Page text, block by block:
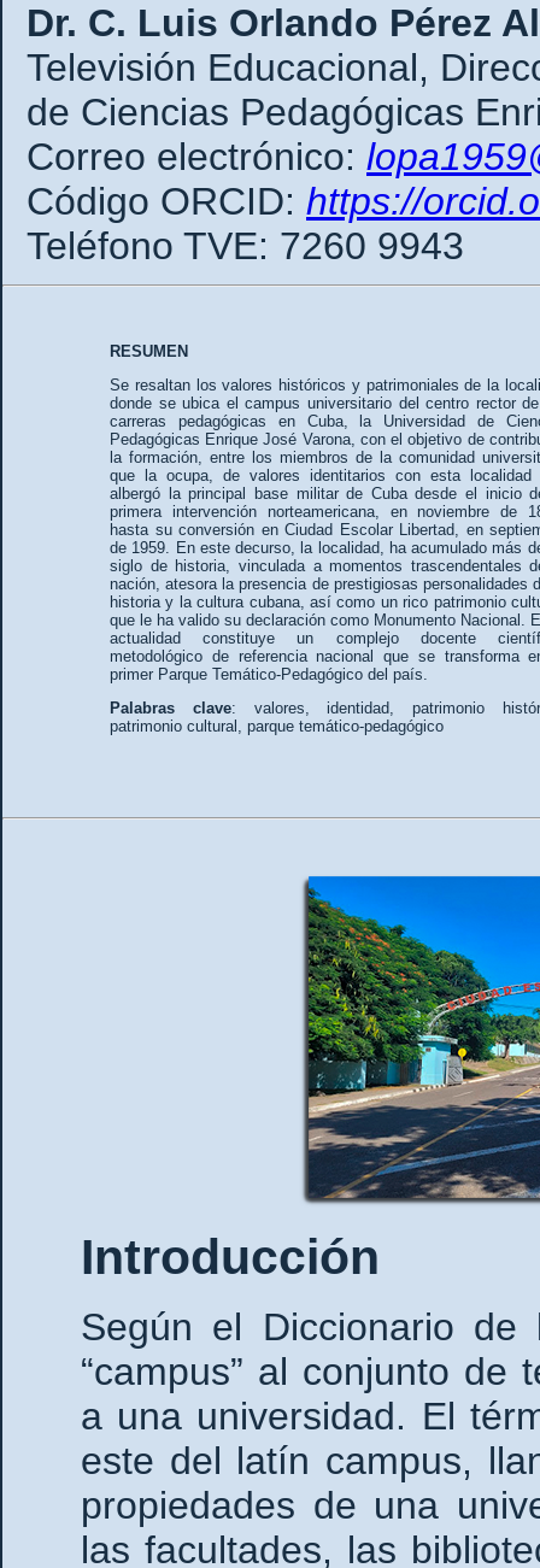
Dr. C. Luis Orlando Pérez
Televisión Educacional,
de Ciencias Pedagógicas
Correo electrónico:
Código ORCID: https://
Teléfono TVE: 7260 9943
RESUMEN
Se resaltan los valores históricos y patrimoniales de la
donde se ubica el campus universitario del centro rector
carreras pedagógicas en Cuba, la Universidad de
Pedagógicas Enrique José Varona, con el objetivo de
la formación, entre los miembros de la comunidad
que la ocupa, de valores identitarios con esta localidad
albergó la principal base militar de Cuba desde el inicio
primera intervención norteamericana, en noviembre de
hasta su conversión en Ciudad Escolar Libertad, en
de 1959. En este decurso, la localidad, ha acumulado más
siglo de historia, vinculada a momentos trascendentales
nación, atesora la presencia de prestigiosas personalidades
historia y la cultura cubana, así como un rico patrimonio
que le ha valido su declaración como Monumento Nacional.
actualidad constituye un complejo docente
metodológico de referencia nacional que se transforma
primer Parque Temático-Pedagógico del país.
Palabras
clave: valores, identidad, patrimonio
patrimonio cultural, parque temático-pedagógico
Introducción
Según el Diccionario de
“campus” al conjunto de
a una universidad. El
este del latín campus,
propiedades de una
las facultades, las